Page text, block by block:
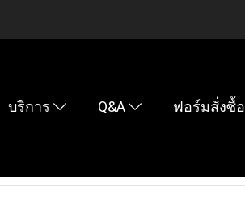
บริการ Q&A ฟอร์มสั่งซื้อ